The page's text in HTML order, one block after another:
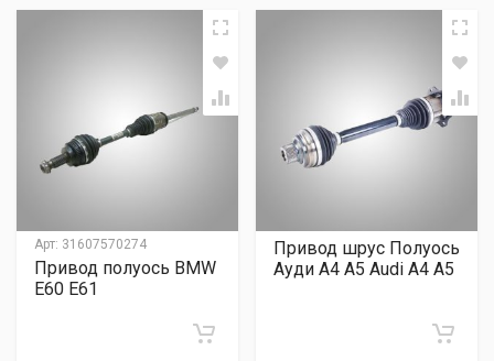
Арт: 31607570274
Привод полуось BMW
E60 E61
Привод шрус Полуось
Ауди А4 А5 Audi A4 A5